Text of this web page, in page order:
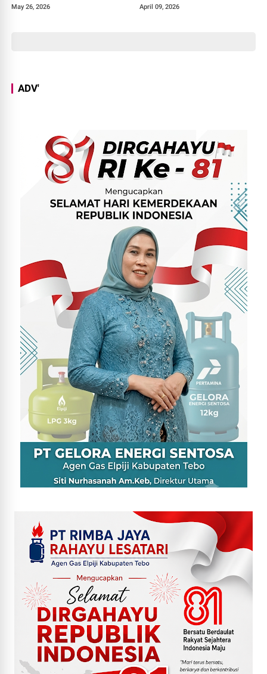
Kurban di Masjid Jami Al-
May 26, 2026 Momen Halal Bihalal
April 09, 2026
ADV'